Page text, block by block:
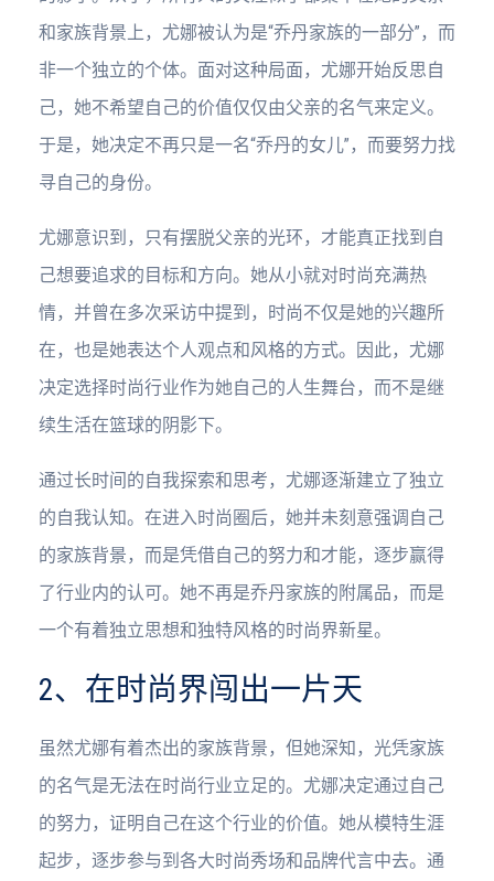
和家族背景上，尤娜被认为是“乔丹家族的一部分”，而
非一个独立的个体。面对这种局面，尤娜开始反思自
己，她不希望自己的价值仅仅由父亲的名气来定义。
于是，她决定不再只是一名“乔丹的女儿”，而要努力找
寻自己的身份。
尤娜意识到，只有摆脱父亲的光环，才能真正找到自
己想要追求的目标和方向。她从小就对时尚充满热
情，并曾在多次采访中提到，时尚不仅是她的兴趣所
在，也是她表达个人观点和风格的方式。因此，尤娜
决定选择时尚行业作为她自己的人生舞台，而不是继
续生活在篮球的阴影下。
通过长时间的自我探索和思考，尤娜逐渐建立了独立
的自我认知。在进入时尚圈后，她并未刻意强调自己
的家族背景，而是凭借自己的努力和才能，逐步赢得
了行业内的认可。她不再是乔丹家族的附属品，而是
一个有着独立思想和独特风格的时尚界新星。
2、在时尚界闯出一片天
虽然尤娜有着杰出的家族背景，但她深知，光凭家族
的名气是无法在时尚行业立足的。尤娜决定通过自己
的努力，证明自己在这个行业的价值。她从模特生涯
起步，逐步参与到各大时尚秀场和品牌代言中去。通